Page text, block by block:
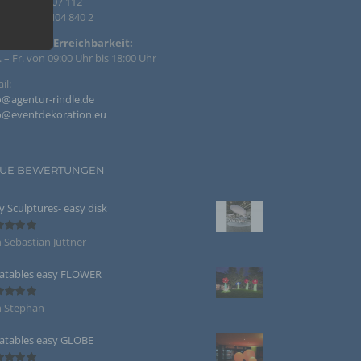
+49 4122 404 840 2
Erreichbarkeit:
– Fr. von 09:00 Uhr bis 18:00 Uhr
rindle.de
BEWERTUNGEN
Sculptures- easy disk
Sebastian Jüttner
easy FLOWER
von 5
Stephan
easy GLOBE
Form